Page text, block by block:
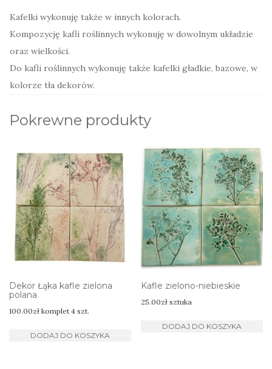
Kafelki wykonuję także w innych kolorach.
Kompozycję kafli roślinnych wykonuję w dowolnym układzie
oraz wielkości.
Do kafli roślinnych wykonuję także kafelki gładkie, bazowe, w
kolorze tła dekorów.
Pokrewne produkty
Dekor Łąka kafle zielona
polana
100.00zł komplet 4 szt.
DODAJ DO KOSZYKA
Kafle zielono-niebieskie
25.00zł sztuka
DODAJ DO KOSZYKA